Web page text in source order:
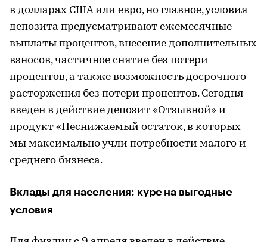
в долларах США или евро, но главное, условия
депозита предусматривают ежемесячные
выплаты процентов, внесение дополнительных
взносов, частичное снятие без потери
процентов, а также возможность досрочного
расторжения без потери процентов. Сегодня
введен в действие депозит «Отзывной» и
продукт «Неснижаемый остаток, в которых
мы максимально учли потребности малого и
среднего бизнеса.
Вклады для населения: курс на выгодные
условия